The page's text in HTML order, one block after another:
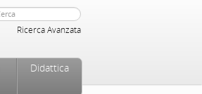
Ricerca Avanzata
Didattica